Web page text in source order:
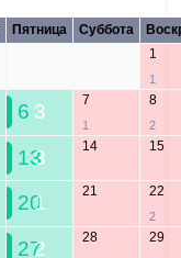
Пятница Суббота
1
1
6 3 7
1
8
2
13
3 14 15
20
1 21 22
2
27
2 28 29